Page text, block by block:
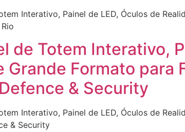
Interativo, Painel de LED, Óculos de
de Totem Interativo,
Grande Formato para
& Security
Interativo, Painel de LED, Óculos de
& Security